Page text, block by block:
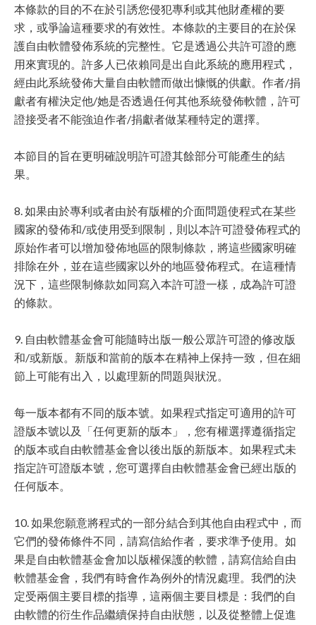
本條款的目的不在於引誘您侵犯專利或其他財產權的要
求，或爭論這種要求的有效性。本條款的主要目的在於保
護自由軟體發佈系統的完整性。它是透過公共許可證的應
用來實現的。許多人已依賴同是出自此系統的應用程式，
經由此系統發佈大量自由軟體而做出慷慨的供獻。作者/捐
獻者有權決定他/她是否透過任何其他系統發佈軟體，許可
證接受者不能強迫作者/捐獻者做某種特定的選擇。
本節目的旨在更明確說明許可證其餘部分可能產生的結
果。
8. 如果由於專利或者由於有版權的介面問題使程式在某些
國家的發佈和/或使用受到限制，則以本許可證發佈程式的
原始作者可以增加發佈地區的限制條款，將這些國家明確
排除在外，並在這些國家以外的地區發佈程式。在這種情
況下，這些限制條款如同寫入本許可證一樣，成為許可證
的條款。
9. 自由軟體基金會可能隨時出版一般公眾許可證的修改版
和/或新版。新版和當前的版本在精神上保持一致，但在細
節上可能有出入，以處理新的問題與狀況。
每一版本都有不同的版本號。如果程式指定可適用的許可
證版本號以及「任何更新的版本」，您有權選擇遵循指定
的版本或自由軟體基金會以後出版的新版本。如果程式未
指定許可證版本號，您可選擇自由軟體基金會已經出版的
任何版本。
10. 如果您願意將程式的一部分結合到其他自由程式中，而
它們的發佈條件不同，請寫信給作者，要求準予使用。如
果是自由軟體基金會加以版權保護的軟體，請寫信給自由
軟體基金會，我們有時會作為例外的情況處理。我們的決
定受兩個主要目標的指導，這兩個主要目標是：我們的自
由軟體的衍生作品繼續保持自由狀態，以及從整體上促進